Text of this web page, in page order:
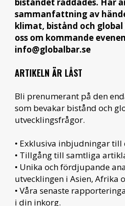
sammanfattning av
klimat, bistånd och
oss om kommande
info@globalbar.se
ARTIKELN ÄR LÅST
Bli prenumerant på den
som bevakar bistånd och
utvecklingsfrågor.
• Exklusiva inbjudningar till
• Tillgång till samtliga
• Unika och fördjupande
utvecklingen i Asien, Afrika
• Våra senaste
i din inkorg.